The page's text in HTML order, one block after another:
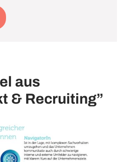
aus
& Recruiting”